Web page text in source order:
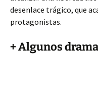
desenlace trágico, que
protagonistas.
+ Algunos